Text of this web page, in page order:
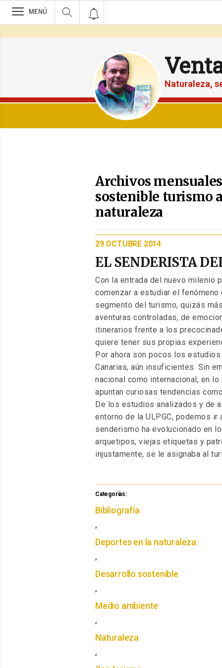
>
MENÚ
Naturaleza,
Archivos
sostenible turismo
naturaleza
PUBLICADO
EL
29 OCTUBRE 2014
EL SENDERISTA
Con la entrada del nuevo milenio
comenzar a estudiar el
segmento del turismo, quizás
aventuras controladas, de
itinerarios frente a los
quiere tener sus propias
Por ahora son pocos los
Canarias, aún insuficientes. Sin
nacional como internacional, en lo
apuntan curiosas tendencias
De los estudios analizados y de
entorno de la ULPGC, podemos
senderismo ha evolucionado en
arquetipos, viejas etiquetas y
injustamente, se le asignaba al
Categorías:Categorías
Bibliografía
,
Deportes en la naturaleza
,
Desarrollo sostenible
,
Medio ambiente
,
Naturaleza
,